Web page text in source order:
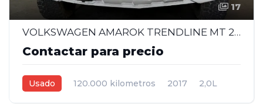
17
VOLKSWAGEN AMAROK TRENDLINE MT 2.0 - 2017
Contactar para precio
Usado 120.000 kilometros 2017
2,0L